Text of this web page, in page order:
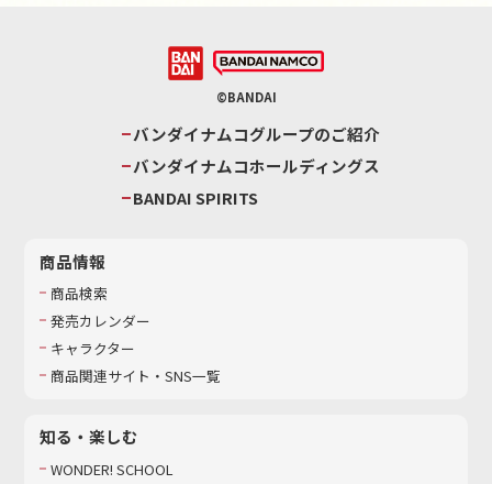
©BANDAI
バンダイナムコグループのご紹介
バンダイナムコホールディングス
BANDAI SPIRITS
商品情報
商品検索
発売カレンダー
キャラクター
商品関連サイト・SNS一覧
知る・楽しむ
WONDER! SCHOOL